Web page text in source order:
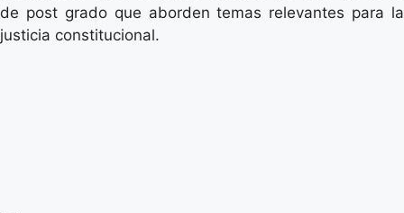
de post grado que aborden temas relevantes para la
justicia constitucional.